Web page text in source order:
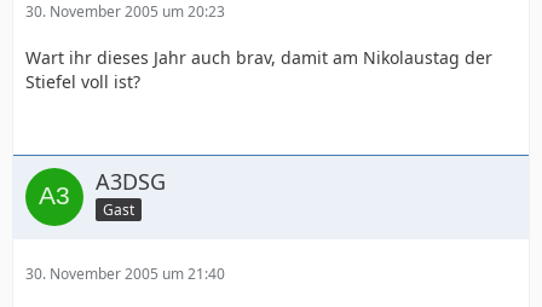
30. November 2005 um 20:23
Wart ihr dieses Jahr auch brav, damit am Nikolaustag der
Stiefel voll ist?
A3DSG
Gast
30. November 2005 um 21:40